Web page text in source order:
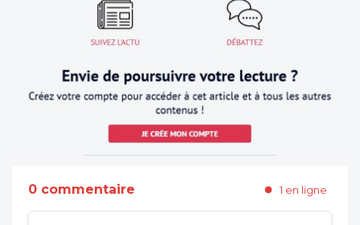
0 commentaire 1 en ligne